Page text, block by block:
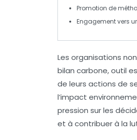
Promotion de
Engagement vers
Les organisations
bilan carbone, outil
de leurs actions de
l’impact
pression sur les
et à contribuer à la